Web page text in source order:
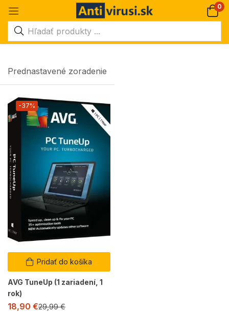
0
Prednastavené zoradenie
Pridať do košíka
-37%
AVG TuneUp (1 zariadení, 1
rok)
18,90 €29,99€